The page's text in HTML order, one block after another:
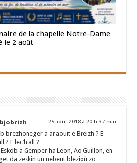
de la chapelle Notre-Dame
le 2 août
25 août 2018 à 20 h 37 min
brezhoneger a anaouit e Breizh ? E
? E lec’h all ?
Eskob a Gemper ha Leon, Ao Guillon, en
da zeskiñ un nebeut blezioù zo…